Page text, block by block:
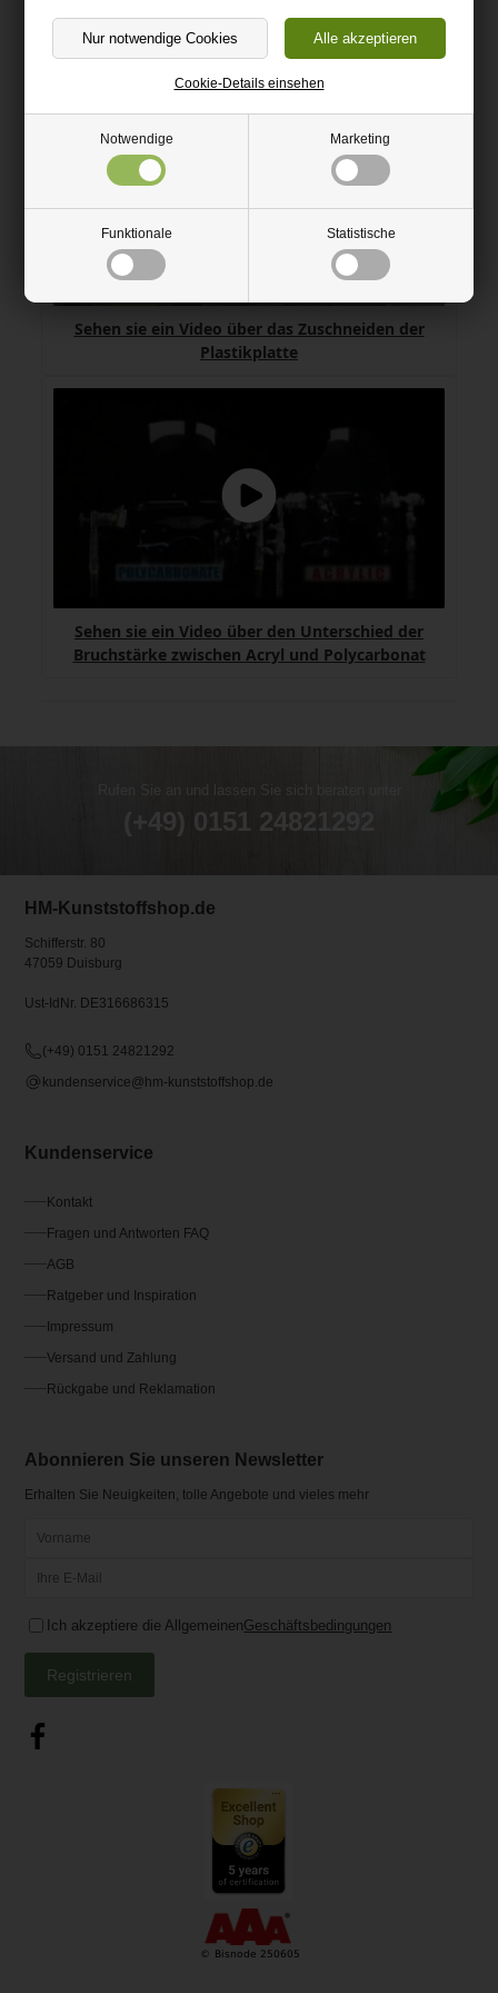
Notwendige Marketing
Funktionale Statistische
Cookie-Details einsehen
Information
Videos
Sehen sie ein Video über das Zuschneiden der
Plastikplatte
Sehen sie ein Video über den Unterschied der
Bruchstärke zwischen Acryl und Polycarbonat
Rufen Sie an und lassen Sie sich beraten unter
(+49) 0151 24821292
HM-Kunststoffshop.de
Schifferstr. 80
47059 Duisburg
Ust-IdNr. DE316686315
(+49) 0151 24821292
kundenservice@hm-kunststoffshop.de
Kundenservice
Kontakt
Fragen und Antworten FAQ
AGB
Ratgeber und Inspiration
Impressum
Versand und Zahlung
Rückgabe und Reklamation
Abonnieren Sie unseren Newsletter
Erhalten Sie Neuigkeiten, tolle Angebote und vieles mehr
Ich akzeptiere die AllgemeinenGeschäftsbedingungen
Registrieren